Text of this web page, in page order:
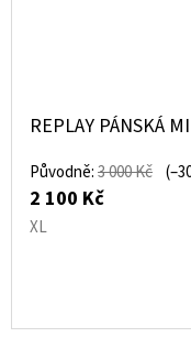
REPLAY PÁNSKÁ
Původně:3 000 Kč
2 100 Kč
XL